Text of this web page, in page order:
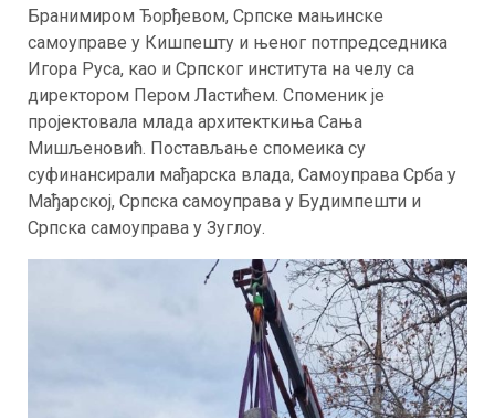
Бранимиром Ђорђевом, Српске мањинске
самоуправе у Кишпешту и њеног потпредседника
Игора Руса, као и Српског института на челу са
директором Пером Ластићем. Споменик је
пројектовала млада архитекткиња Сања
Мишљеновић. Постављање спомеика су
суфинансирали мађарска влада, Самоуправа Срба у
Мађарској, Српска самоуправа у Будимпешти и
Српска самоуправа у Зуглоу.